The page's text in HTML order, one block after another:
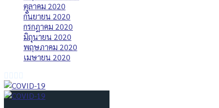
ตุลาคม 2020
กันยายน 2020
กรกฎาคม 2020
มิถุนายน 2020
พฤษภาคม 2020
เมษายน 2020